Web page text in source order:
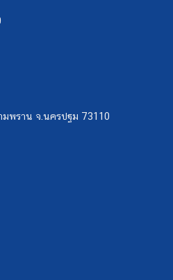
พราน จ.นครปฐม 73110